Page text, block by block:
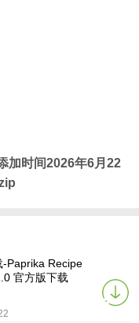
加时间2026年6月22
Paprika Recipe
官方版下载